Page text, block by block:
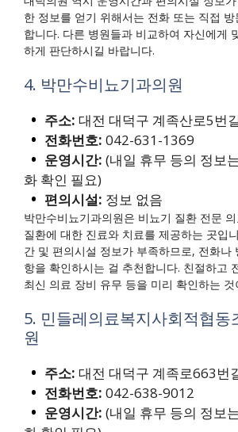
한 정보를 얻기 위해서는 전화 또는 직접
합니다. 다른 병원들과 비교하여 자신에게
하게 판단하시길 바랍니다.
4. 박만수비뇨기과의원
주소: 대전 대덕구 계족산로5번
전화번호: 042-631-1369
운영시간: (내일 휴무 등의 정보
화 확인 필요)
편의시설: 정보 없음
박만수비뇨기과의원은 비뇨기 질환 전문
질환에 대한 진료와 치료를 제공하는 곳입
간 및 편의시설 정보가 부족하므로, 전화나
항을 확인하시는 걸 추천합니다. 친절하고
최신 의료 장비 유무 등을 미리 확인하는 것
5. 민들레의료복지사회적협동
원
주소: 대전 대덕구 계족로663번
전화번호: 042-638-9012
운영시간: (내일 휴무 등의 정보